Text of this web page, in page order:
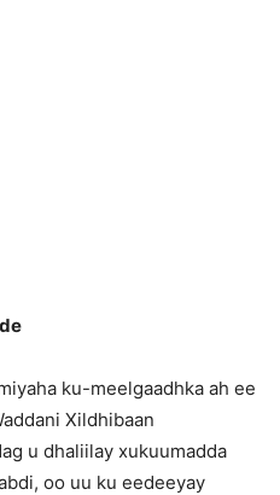
ku-meelgaadhka ah ee
Xildhibaan
u dhaliilay xukuumadda
oo uu ku eedeeyay